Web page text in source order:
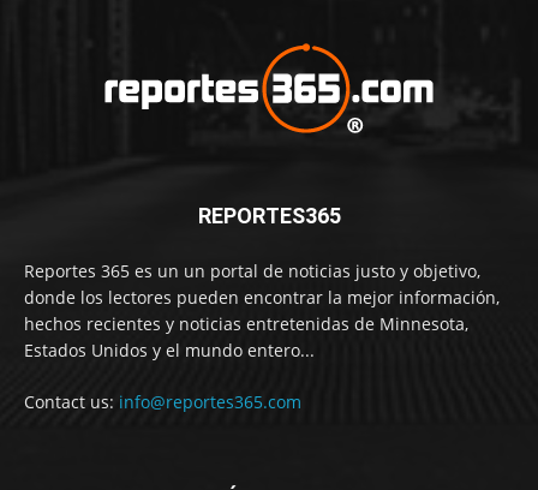
REPORTES365
Reportes 365 es un un portal de noticias justo y objetivo,
donde los lectores pueden encontrar la mejor información,
hechos recientes y noticias entretenidas de Minnesota,
Estados Unidos y el mundo entero...
Contact us: info@reportes365.com